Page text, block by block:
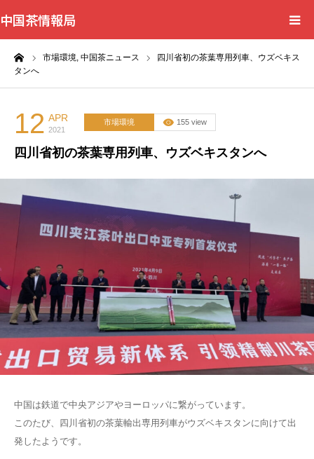
中国茶情報局
市場環境, 中国茶ニュース
四川省初の茶葉専用列車、ウズベキス
タンへ
12 APR
2021
市場環境 155 view
四川省初の茶葉専用列車、ウズベキスタンへ
中国は鉄道で中央アジアやヨーロッパに繋がっています。
このたび、四川省初の茶葉輸出専用列車がウズベキスタンに向けて出
発したようです。
Home
Events
Books